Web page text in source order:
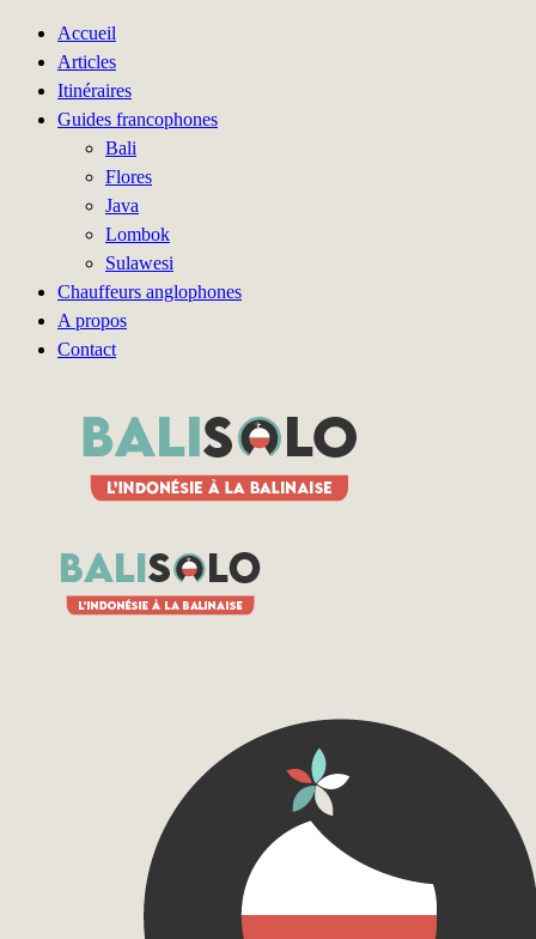
Accueil
Articles
Itinéraires
Guides francophones
Bali
Flores
Java
Lombok
Sulawesi
Chauffeurs anglophones
A propos
Contact